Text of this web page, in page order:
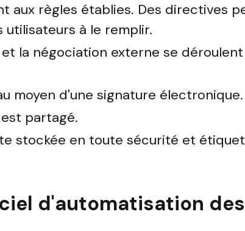
aux règles établies. Des directives
utilisateurs à le remplir.
la négociation externe se
moyen d'une signature électronique.
partagé.
stockée en toute sécurité et
d'automatisation